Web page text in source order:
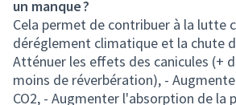
un manque ?
Cela permet de contribuer à la lutte
déréglement climatique et la chute
Atténuer les effets des canicules (+
moins de réverbération), -
CO2, - Augmenter l'absorption de la